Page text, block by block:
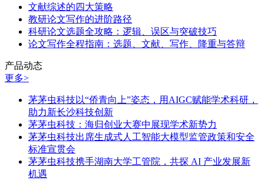
文献综述的四大策略
教研论文写作的进阶路径
科研论文选题全攻略：逻辑、误区与突破技巧
论文写作全程指南：选题、文献、写作、降重与答辩
产品动态
更多>
茅茅虫科技以“侨青向上”姿态，用AIGC赋能学术科研，
助力新长沙科技创新
茅茅虫科技：海归创业大赛中展现学术新势力
茅茅虫科技出席生成式人工智能大模型监管政策和安全
标准宣贯会
茅茅虫科技携手湖南大学工管院，共探 AI 产业发展新
机遇